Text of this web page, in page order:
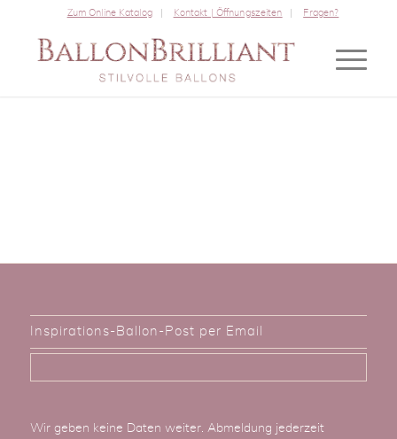
Zum Online Katalog Kontakt | Öffnungszeiten Fragen?
Inspirations-Ballon-Post per Email
Wir geben keine Daten weiter. Abmeldung jederzeit